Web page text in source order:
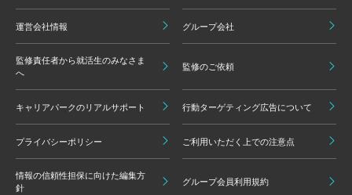
運営会社情報 グループ会社
監修責任者から就活生のみなさま
へ
監修のご依頼
キャリアパークのリアルサポート 行動ターゲティング広告について
プライバシーポリシー ご利用いただく上での注意点
情報の信頼性担保に向けた編集方
針
グループ会員利用規約